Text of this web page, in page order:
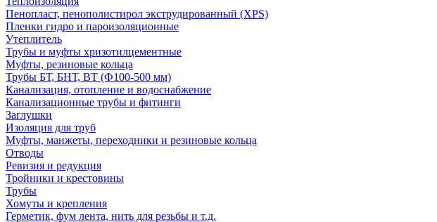
Пенопласт, пенополистирол экструдированный (XPS)
Пленки гидро и пароизоляционные
Утеплитель
Трубы и муфты хризотилцементные
Муфты, резиновые кольца
Трубы БТ, БНТ, ВТ (Ф100-500 мм)
Канализация, отопление и водоснабжение
Канализационные трубы и фитинги
Заглушки
Изоляция для труб
Муфты, манжеты, переходники и резиновые кольца
Отводы
Ревизия и редукция
Тройники и крестовины
Трубы
Хомуты и крепления
Герметик, фум лента, нить для резьбы и т.д.